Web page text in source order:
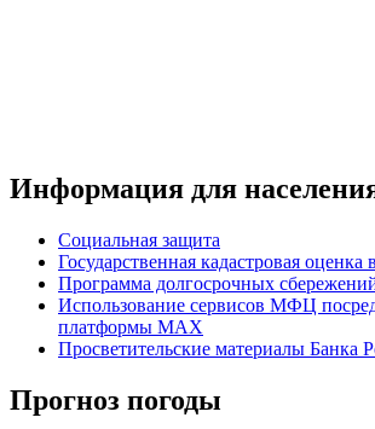
Информация для
Социальная защита
Государственная кадастровая оценка
Программа долгосрочных
Использование сервисов МФЦ
платформы MAX
Просветительские материалы Банка
Прогноз погоды